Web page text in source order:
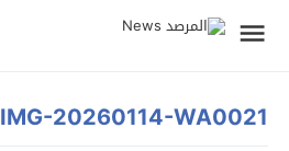
IMG-20260114-WA0021